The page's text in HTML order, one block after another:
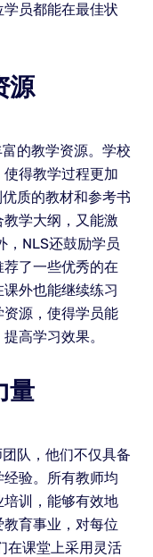
员都能在最佳状
源
的教学资源。学校
得教学过程更加
质的教材和参考书
学大纲，又能激
，NLS还鼓励学员
了一些优秀的在
外也能继续练习
源，使得学员能
高学习效果。
量
队，他们不仅具备
验。所有教师均
训，能够有效地
育事业，对每位
在课堂上采用灵活